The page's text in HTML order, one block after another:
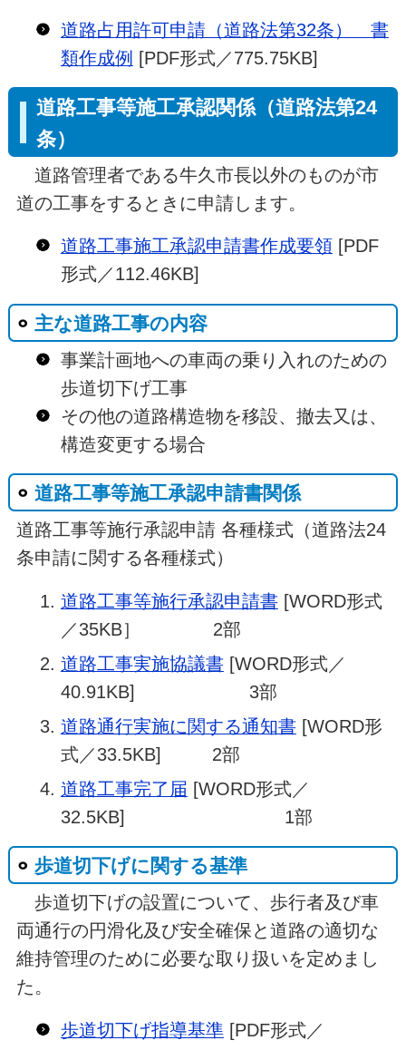
道路占用許可申請（道路法第32条） 書
類作成例 [PDF形式／775.75KB]
道路工事等施工承認関係（道路法第24
条）
道路管理者である牛久市長以外のものが市
道の工事をするときに申請します。
道路工事施工承認申請書作成要領[PDF
形式／112.46KB]
主な道路工事の内容
事業計画地への車両の乗り入れのための
歩道切下げ工事
その他の道路構造物を移設、撤去又は、
構造変更する場合
道路工事等施工承認申請書関係
道路工事等施行承認申請 各種様式（道路法24
条申請に関する各種様式）
道路工事等施行承認申請書[WORD形式
／35KB］ 2部
道路工事実施協議書[WORD形式／
40.91KB] 3部
道路通行実施に関する通知書[WORD形
式／33.5KB] 2部
道路工事完了届 [WORD形式／
32.5KB] 1部
歩道切下げに関する基準
歩道切下げの設置について、歩行者及び車
両通行の円滑化及び安全確保と道路の適切な
維持管理のために必要な取り扱いを定めまし
た。
歩道切下げ指導基準[PDF形式／